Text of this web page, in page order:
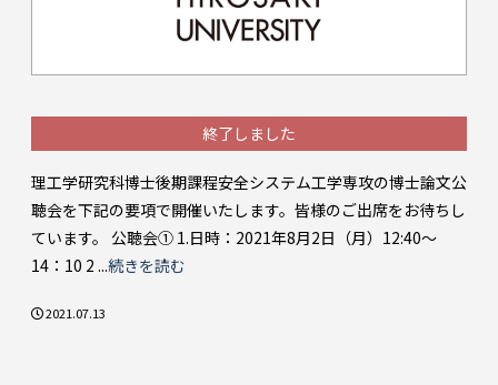
終了しました
理工学研究科博士後期課程安全システム工学専攻の博士論文公
聴会を下記の要項で開催いたします。皆様のご出席をお待ちし
ています。 公聴会① 1.日時：2021年8月2日（月）12:40～
14：10 2 ...続きを読む
2021.07.13